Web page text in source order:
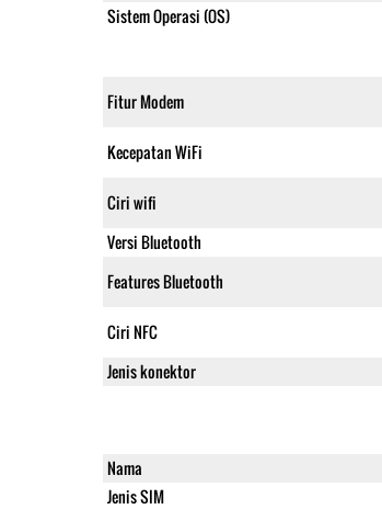
Sistem Operasi (OS)
Fitur Modem
Kecepatan WiFi
Ciri wifi
Versi Bluetooth
Features Bluetooth
Ciri NFC
Jenis konektor
Nama
Jenis SIM